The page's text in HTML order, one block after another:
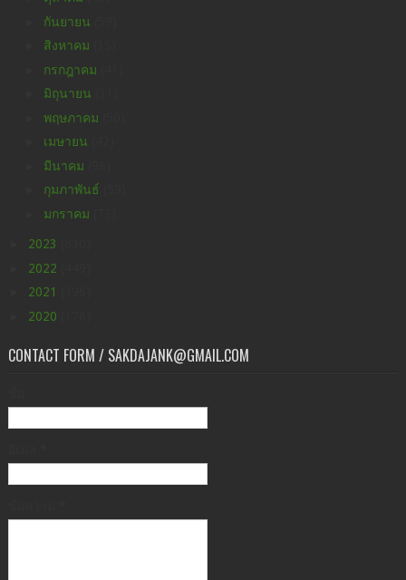
กันยายน
สิงหาคม
กรกฎาคม
มิถุนายน
พฤษภาคม
เมษายน
มีนาคม
กุมภาพันธ์
มกราคม
2023
2022
2021
2020
CONTACT FORM / SAKDAJANK@GMAIL.COM